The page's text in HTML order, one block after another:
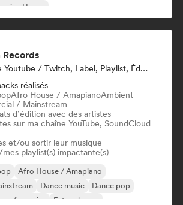
House
Chaîne Youtube / Twitch, Label, Playlist, Éditeur
réalisés
Afro House / AmapianoAmbient
/ Mainstream
d’édition avec des artistes
sur ma chaîne YouTube, SoundCloud
et/ou sortir leur musique
playlist(s) impactante(s)
Afro House / Amapiano
Dance music
Dance pop
française Future house